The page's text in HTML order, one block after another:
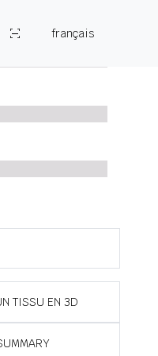
français
TISSU EN 3D